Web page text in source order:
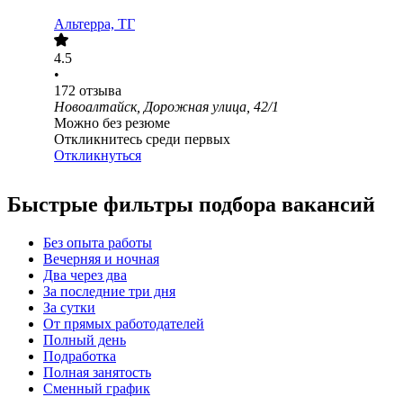
Альтерра, ТГ
4.5
•
172 отзыва
Новоалтайск, Дорожная улица, 42/1
Можно без резюме
Откликнитесь среди первых
Откликнуться
Быстрые фильтры подбора вакансий
Без опыта работы
Вечерняя и ночная
Два через два
За последние три дня
За сутки
От прямых работодателей
Полный день
Подработка
Полная занятость
Сменный график